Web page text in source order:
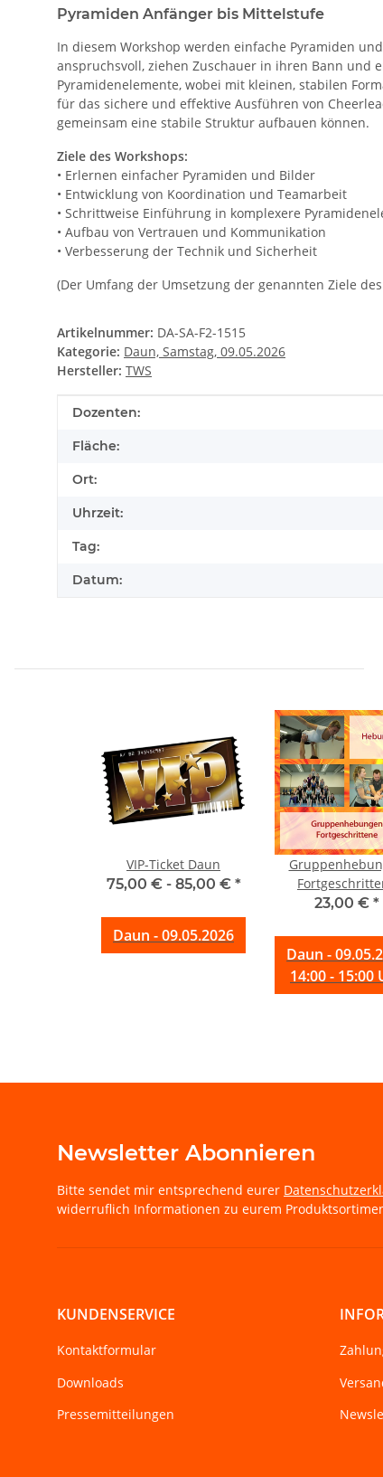
Pyramiden Anfänger bis Mittelstufe
In diesem Workshop werden einfache Pyramiden
anspruchsvoll, ziehen Zuschauer in ihren Bann und
Pyramidenelemente, wobei mit kleinen, stabilen
für das sichere und effektive Ausführen von
gemeinsam eine stabile Struktur aufbauen können.
Ziele des Workshops:
• Erlernen einfacher Pyramiden und Bilder
• Entwicklung von Koordination und Teamarbeit
• Schrittweise Einführung in komplexere
• Aufbau von Vertrauen und Kommunikation
• Verbesserung der Technik und Sicherheit
(Der Umfang der Umsetzung der genannten Ziele
Artikelnummer: DA-SA-F2-1515
Kategorie: Daun, Samstag, 09.05.2026
Hersteller: TWS
Produkteigenschaft
Wert
Dozenten:
Fläche:
Ort:
Uhrzeit:
Tag:
Datum:
VIP-Ticket Daun
75,00 € - 85,00 € *
Daun - 09.05.2026
23,00 € *
Daun -
14:00 - 15:00
Newsletter Abonnieren
Bitte sendet mir entsprechend eurer
widerruflich Informationen zu eurem
KUNDENSERVICE
Kontaktformular
Downloads
Pressemitteilungen